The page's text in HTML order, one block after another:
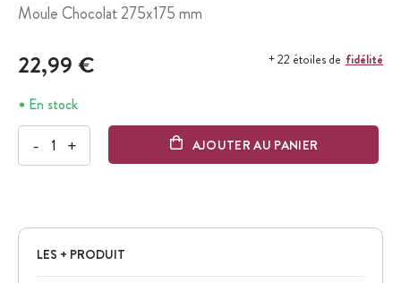
Moule Chocolat 275x175 mm
22,99 € + 22 étoiles de fidélité
En stock
- + AJOUTER AU PANIER
LES + PRODUIT